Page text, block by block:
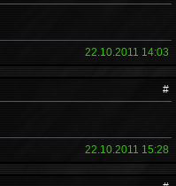
22.10.2011 14:03
#
22.10.2011 15:28